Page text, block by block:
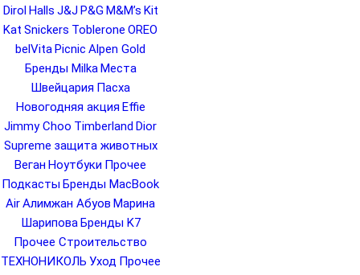
Dirol Halls J&J P&G M&M’s Kit
Kat Snickers Toblerone OREO
belVita Picnic Alpen Gold
Бренды Milka Места
Швейцария Пасха
Новогодняя акция Effie
Jimmy Choo Timberland Dior
Supreme защита животных
Веган Ноутбуки Прочее
Подкасты Бренды MacBook
AirАлимжан Абуов Марина
Шарипова Бренды K7
Прочее Строительство
ТЕХНОНИКОЛЬ Уход Прочее